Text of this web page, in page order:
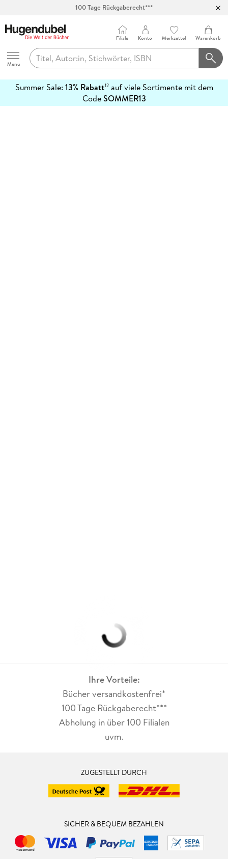
100 Tage Rückgaberecht***
Hugendubel
Menu
Filiale Konto Merkzettel Warenkorb
Summer Sale: 13% Rabatt12auf viele Sortimente mit dem
CodeSOMMER13
erfahren
Ihre Vorteile:
Bücher versandkostenfrei*
100 Tage Rückgaberecht***
Abholung in über 100 Filialen
uvm.
ZUGESTELLT DURCH
SICHER & BEQUEM BEZAHLEN